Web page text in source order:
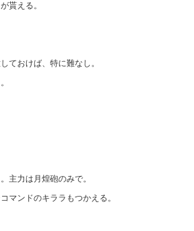
貰える。
ておけば、特に難なし。
主力は月煌砲のみで。
マンドのキララもつかえる。